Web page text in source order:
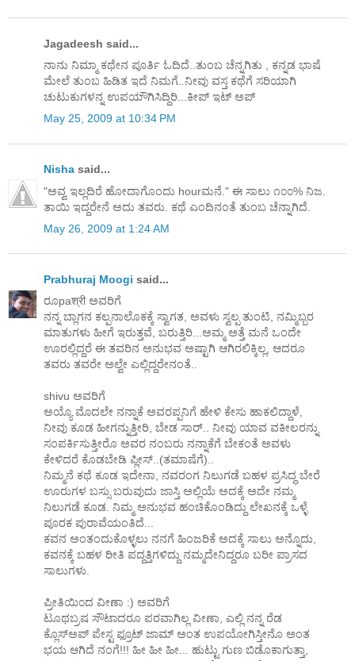
Jagadeesh said...
ನಾನು ನಿಮ್ಮಾ ಕಥೇನ ಪೂರ್ತಿ ಓದಿದೆ..ತುಂಬ ಚೆನ್ನಗಿತು , ಕನ್ನಡ ಭಾಷೆ
ಮೇಲೆ ತುಂಬ ಹಿಡಿತ ಇದೆ ನಿಮಗೆ..ನೀವು ವಸ್ತ ಕಥೆಗೆ ಸರಿಯಾಗಿ
ಚುಟುಕುಗಳನ್ನ ಉಪಯೌಗಿಸಿದ್ದಿರಿ...ಕೀಪ್ ಇಟ್ ಅಪ್
May 25, 2009 at 10:34 PM
Nisha said...
"ಅವ್ವ ಇಲ್ಲದಿರೆ ಹೋದಾಗೊಂದು hourಮನೆ." ಈ ಸಾಲು ೧೦೦% ನಿಜ.
ತಾಯಿ ಇದ್ದರೇನೆ ಅದು ತವರು. ಕಥೆ ಎಂದಿನಂತೆ ತುಂಬ ಚೆನ್ನಾಗಿದೆ.
May 26, 2009 at 1:24 AM
Prabhuraj Moogi said...
ರೂpaश्री ಅವರಿಗೆ
ನನ್ನ ಬ್ಲಾಗನ ಕಲ್ಪನಾಲೊಕಕ್ಕೆ ಸ್ವಾಗತ, ಅವಳು ಸ್ವಲ್ಪ ತುಂಟಿ, ನಮ್ಮಿಬ್ಬರ
ಮಾತುಗಳು ಹೀಗೆ ಇರುತ್ತವೆ, ಬರುತ್ತಿರಿ...ಅಮ್ಮ ಅತ್ತೆ ಮನೆ ಒಂದೇ
ಊರಲ್ಲಿದ್ದರೆ ಈ ತವರಿನ ಅನುಭವ ಅಷ್ಟಾಗಿ ಆಗಿರಲಿಕ್ಕಿಲ್ಲ, ಆದರೂ
ತವರು ತವರೇ ಅಲ್ವೇ ಎಲ್ಲಿದ್ದರೇನಂತೆ..
shivu ಅವರಿಗೆ
ಅಯ್ಯೊ ಮೊದಲೇ ನನ್ನಾಕೆ ಅವರಪ್ಪನಿಗೆ ಹೇಳಿ ಕೇಸು ಹಾಕಲಿದ್ದಾಳೆ,
ನೀವು ಕೂಡ ಹೀಗನ್ನುತ್ತೀರಿ, ಬೇಡ ಸಾರ್.. ನೀವು ಯಾವ ವಕೀಲರನ್ನು
ಸಂಪರ್ಕಿಸುತ್ತೀರೊ ಅವರ ನಂಬರು ನನ್ನಾಕೆಗೆ ಬೇಕಂತೆ ಅವಳು
ಕೇಳಿದರೆ ಕೊಡಬೇಡಿ ಪ್ಲೀಸ್..(ತಮಾಷೆಗೆ)..
ನಿಮ್ಮನೆ ಕಥೆ ಕೂಡ ಇದೇನಾ, ನವರಂಗ ನಿಲುಗಡೆ ಬಹಳ ಪ್ರಸಿದ್ಧ ಬೇರೆ
ಊರುಗಳ ಬಸ್ಸು ಬರುವುದು ಜಾಸ್ತಿ ಅಲ್ಲಿಯೆ ಅದಕ್ಕೆ ಅದೇ ನಮ್ಮ
ನಿಲುಗಡೆ ಕೂಡ. ನಿಮ್ಮ ಅನುಭವ ಹಂಚಿಕೊಂಡಿದ್ದು ಲೇಖನಕ್ಕೆ ಒಳ್ಳೆ
ಪೂರಕ ಪುರಾವೆಯಂತಿದೆ...
ಕವನ ಅಂತಂದುಕೊಳ್ಳಲು ನನಗೆ ಹಿಂಜರಿಕೆ ಅದಕ್ಕೆ ಸಾಲು ಅನ್ನೊದು,
ಕವನಕ್ಕೆ ಬಹಳ ರೀತಿ ಪದ್ದತ್ತಿಗಳಿದ್ದು ನಮ್ಮದೇನಿದ್ದರೂ ಬರೀ ಪ್ರಾಸದ
ಸಾಲುಗಳು.
ಪ್ರೀತಿಯಿ೦ದ ವೀಣಾ :) ಅವರಿಗೆ
ಟೂಥಬ್ರಷ ಸೌಟಾದರೂ ಪರವಾಗಿಲ್ಲ ವೀಣಾ, ಎಲ್ಲಿ ನನ್ನ ರೆಡ
ಕ್ಲೊಸ್‌ಅಪ್ ಪೇಸ್ಟ ಫ್ರೂಟ್ ಜಾಮ್ ಅಂತ ಉಪಯೋಗಿಸ್ತೀನೊ ಅಂತ
ಭಯ ಆಗಿದೆ ನಂಗೆ!!! ಹೀ ಹೀ ಹೀ... ಹುಟ್ಟು ಗುಣ ಬಿಡೊಕಾಗುತ್ತಾ,